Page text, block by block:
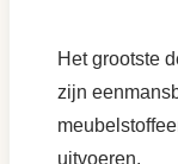
Het grootste
zijn
uitvoeren.